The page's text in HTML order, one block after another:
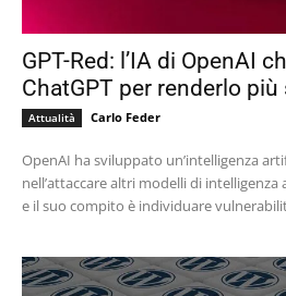
GPT-Red: l’IA di OpenAI
ChatGPT per renderlo più
Attualità Carlo Feder
OpenAI ha sviluppato un’intelligenza
nell’attaccare altri modelli di intelligenza
e il suo compito è individuare